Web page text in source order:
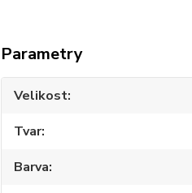
Parametry
Velikost
Tvar
Barva